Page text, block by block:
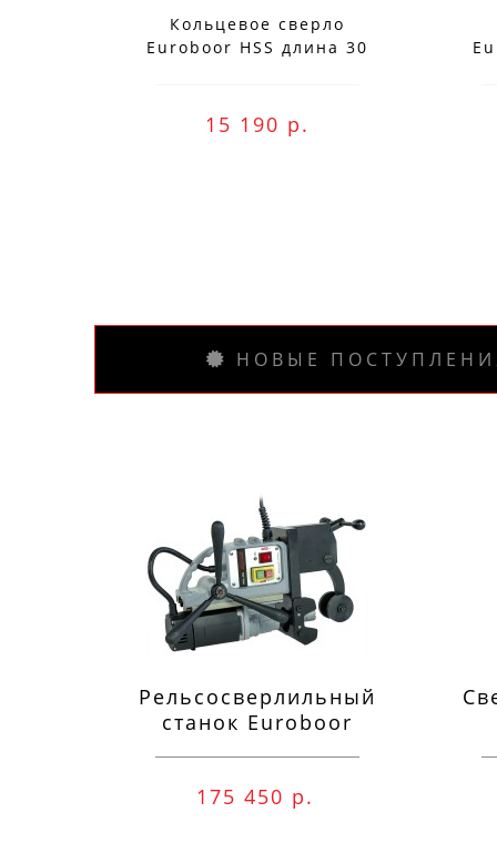
Кольцевое сверло
Euroboor HSS длина 30
15 190 р.
НОВЫЕ
Рельсосверлильный
станок Euroboor
175 450 р.